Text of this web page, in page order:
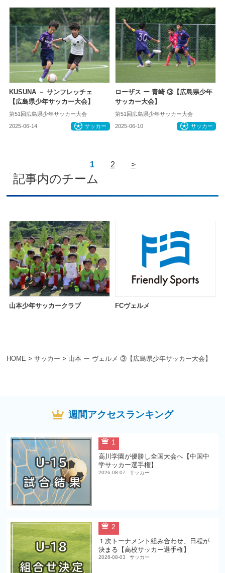
HOME > サッカー > 山本 ー ヴェルメ ③【広島県少年サッカー大会】
KUSUNA － サンフレッチェ
【広島県少年サッカー大会】
第51回広島県少年サッカー大会
2025-06-14 サッカー
ローザス ー 青崎 ③【広島県少年
サッカー大会】
第51回広島県少年サッカー大会
2025-06-10 サッカー
1 2 >
記事内のチーム
山本少年サッカークラブ FCヴェルメ
週間アクセスランキング
1
高川学園が優勝し全国大会へ【中国中
学サッカー選手権】
2026-08-07 サッカー
2
１次トーナメント組み合わせ、日程が
決まる【高校サッカー選手権】
2026-08-03 サッカー